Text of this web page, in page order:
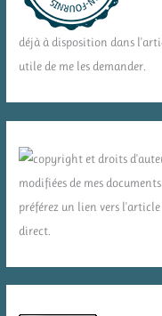
déjà à disposition dans
utile de me les demander.
modifiées de mes
préférez un lien vers
direct.